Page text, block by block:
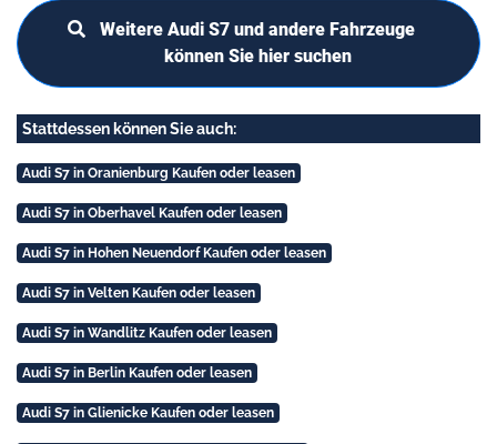
Weitere Audi S7 und andere Fahrzeuge
können Sie hier suchen
Stattdessen können Sie auch:
Audi S7 in Oranienburg Kaufen oder leasen
Audi S7 in Oberhavel Kaufen oder leasen
Audi S7 in Hohen Neuendorf Kaufen oder leasen
Audi S7 in Velten Kaufen oder leasen
Audi S7 in Wandlitz Kaufen oder leasen
Audi S7 in Berlin Kaufen oder leasen
Audi S7 in Glienicke Kaufen oder leasen